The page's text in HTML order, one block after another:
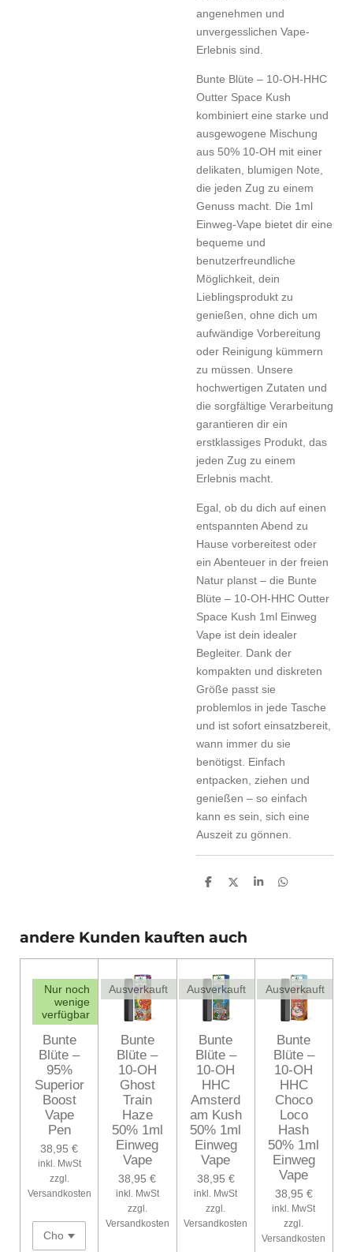
angenehmen und
unvergesslichen Vape-
Erlebnis sind.
Bunte Blüte – 10-OH-HHC
Outter Space Kush
kombiniert eine starke und
ausgewogene Mischung
aus 50% 10-OH mit einer
delikaten, blumigen Note,
die jeden Zug zu einem
Genuss macht. Die 1ml
Einweg-Vape bietet dir eine
bequeme und
benutzerfreundliche
Möglichkeit, dein
Lieblingsprodukt zu
genießen, ohne dich um
aufwändige Vorbereitung
oder Reinigung kümmern
zu müssen. Unsere
hochwertigen Zutaten und
die sorgfältige Verarbeitung
garantieren dir ein
erstklassiges Produkt, das
jeden Zug zu einem
Erlebnis macht.
Egal, ob du dich auf einen
entspannten Abend zu
Hause vorbereitest oder
ein Abenteuer in der freien
Natur planst – die Bunte
Blüte – 10-OH-HHC Outter
Space Kush 1ml Einweg
Vape ist dein idealer
Begleiter. Dank der
kompakten und diskreten
Größe passt sie
problemlos in jede Tasche
und ist sofort einsatzbereit,
wann immer du sie
benötigst. Einfach
entpacken, ziehen und
genießen – so einfach
kann es sein, sich eine
Auszeit zu gönnen.
T
n
T
n
T
T
andere Kunden kauften auch
Nur noch
wenige
verfügbar
Bunte
Blüte –
95%
Superior
Boost
Vape
Pen
38,95 €
inkl. MwSt
zzgl.
Versandkosten
Ausverkauft
Bunte
Blüte –
10-OH
Ghost
Train
Haze
50% 1ml
Einweg
Vape
38,95 €
inkl. MwSt
zzgl.
Versandkosten
Ausverkauft
Bunte
Blüte –
10-OH
HHC
Amsterd
am Kush
50% 1ml
Einweg
Vape
38,95 €
inkl. MwSt
zzgl.
Versandkosten
Ausverkauft
Bunte
Blüte –
10-OH
HHC
Choco
Loco
Hash
50% 1ml
Einweg
Vape
38,95 €
inkl. MwSt
zzgl.
Versandkosten